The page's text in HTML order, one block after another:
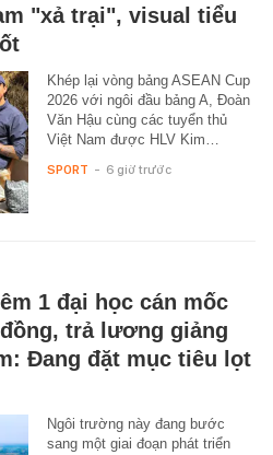
"xả trại", visual tiểu
Khép lại vòng bảng ASEAN Cup
2026 với ngôi đầu bảng A, Đoàn
Văn Hậu cùng các tuyển thủ
Việt Nam được HLV Kim…
SPORT - 6 giờ trước
1 đại học cán mốc
trả lương giảng
Đang đặt mục tiêu lọt
Ngôi trường này đang bước
sang một giai đoạn phát triển